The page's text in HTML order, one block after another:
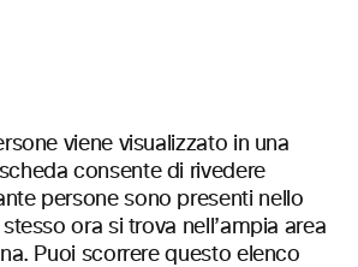
viene visualizzato in una
consente di rivedere
persone sono presenti nello
ora si trova nell’ampia area
Puoi scorrere questo elenco